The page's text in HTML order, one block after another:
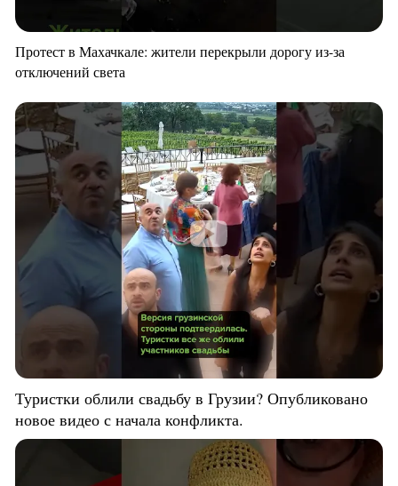
Протест в Махачкале: жители перекрыли дорогу из-за
отключений света
Туристки облили свадьбу в Грузии? Опубликовано
новое видео с начала конфликта.